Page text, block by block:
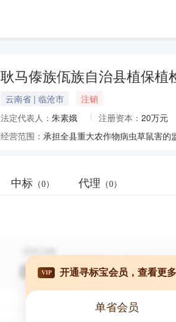
耿马傣族佤族自治县植保植
云南省 | 临沧市
注销
法定代表人： 朱素娥 注册资本： 20万元
经营范围：
中标 （0） 代理 （0）
VIP 开通寻标宝会员，查看更
单省会员